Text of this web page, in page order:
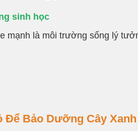
sinh học
mạnh là môi trường sống lý
Để Bảo Dưỡng Cây Xanh